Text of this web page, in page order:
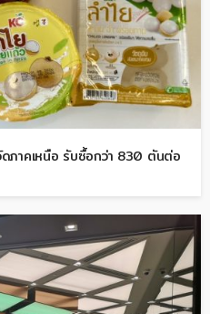
ดภาคเหนือ รับซื้อกว่า 830 ตันต่อ